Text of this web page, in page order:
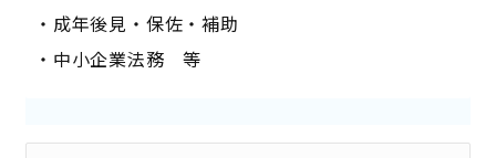
・成年後見・保佐・補助
・中小企業法務 等